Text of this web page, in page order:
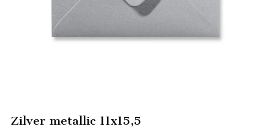
Zilver metallic 11x15,5